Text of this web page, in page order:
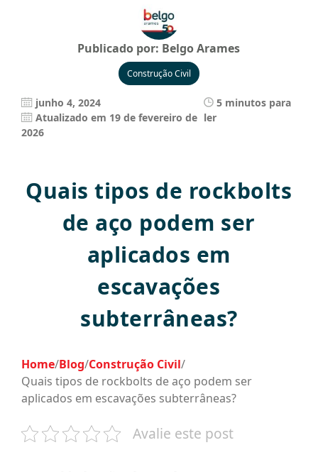
Publicado por: Belgo Arames
Construção Civil
junho 4, 2024
Atualizado em 19 de fevereiro de
2026
5 minutos para
ler
Quais tipos de rockbolts
de aço podem ser
aplicados em
escavações
subterrâneas?
Home/Blog/Construção Civil/
Quais tipos de rockbolts de aço podem ser
aplicados em escavações subterrâneas?
Avalie este post